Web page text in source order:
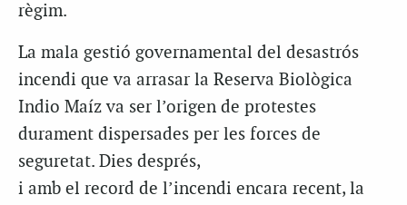
règim.
La mala gestió governamental del desastrós
incendi que va arrasar la Reserva Biològica
Indio Maíz va ser l’origen de protestes
durament dispersades per les forces de
seguretat. Dies després,
i amb el record de l’incendi encara recent, la